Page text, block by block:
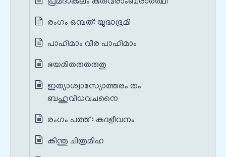
പ്രമദാകുലം കുരുവരാംബരാർത്ഥി
രംഗം ഒമ്പത്: യുദ്ധഭൂമി
പാഹിമാം വീര പാഹിമാം
ഭയമിതരുതരുതു
ഇത്യാശ്വാസ്യോത്തരം തം
ബഹുവിധവചനൈ
രംഗം പത്ത് : കദളീവനം
കിന്തു ചിത്രമിഹ